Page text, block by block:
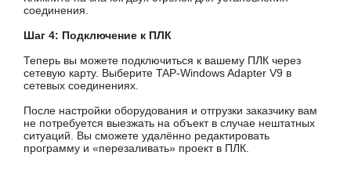
соединения.
Шаг 4: Подключение к ПЛК
Теперь вы можете подключиться к вашему ПЛК через
сетевую карту. Выберите TAP-Windows Adapter V9 в
сетевых соединениях.
После настройки оборудования и отгрузки заказчику вам
не потребуется выезжать на объект в случае нештатных
ситуаций. Вы сможете удалённо редактировать
программу и «перезаливать» проект в ПЛК.